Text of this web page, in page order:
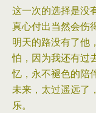
这一次的选择是没
真心付出当然会伤
明天的路没有了他
怕，因为我还有过
忆，永不褪色的陪
未来，太过遥远了
乐。